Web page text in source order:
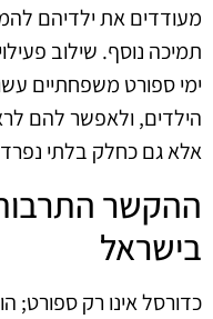
מעודדים את ילדיהם
תמיכה נוסף. שילוב
ימי ספורט משפחתיים
הילדים, ולאפשר להם
אלא גם כחלק בלתי
ההקשר
בישראל
כדורסל אינו רק ספורט;